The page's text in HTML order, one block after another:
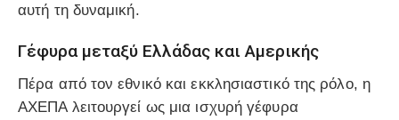
αυτή τη δυναμική.
Γέφυρα μεταξύ Ελλάδας και Αμερικής
Πέρα από τον εθνικό και εκκλησιαστικό της ρόλο, η
ΑΧΕΠΑ λειτουργεί ως μια ισχυρή γέφυρα